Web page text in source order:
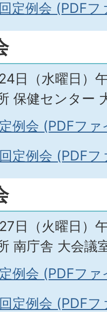
定例会 (PDF
日（水曜日）
保健センター
例会 (PDFファ
定例会 (PDF
日（火曜日）
南庁舎 大会議
例会 (PDFファ
定例会 (PDF